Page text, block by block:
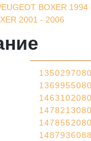
BOXER 1994
2001 - 2006
1350297080
1369955080
1463102080
1478213080
1478552080
1487936088